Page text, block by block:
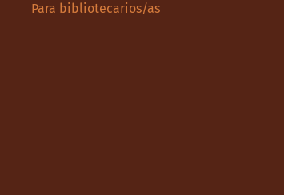
Para bibliotecarios/as